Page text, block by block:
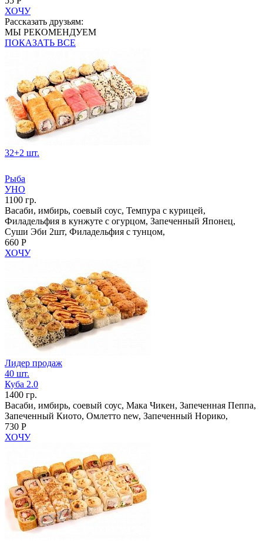
ХОЧУ
Рассказать друзьям:
МЫ РЕКОМЕНДУЕМ
ПОКАЗАТЬ ВСЕ
32+2 шт.
Рыба
УНО
1100 гр.
Васаби, имбирь, соевый соус, Темпура с курицей,
Филадельфия в кунжуте с огурцом, Запеченный Японец,
Суши Эби 2шт, Филадельфия с тунцом,
660 Р
ХОЧУ
Лидер продаж
40 шт.
Куба 2.0
1400 гр.
Васаби, имбирь, соевый соус, Мака Чикен, Запеченная Пеппа,
Запеченный Киото, Омлетто new, Запеченный Норико,
730 Р
ХОЧУ